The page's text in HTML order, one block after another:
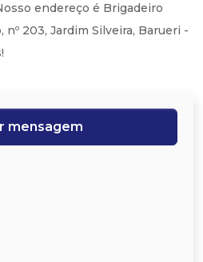
endereço é Brigadeiro
203, Jardim Silveira, Barueri -
mensagem